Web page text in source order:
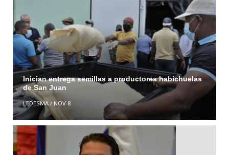
Inician entrega semillas a productores habichuelas
de San Juan
LEDESMA/ NOV 8